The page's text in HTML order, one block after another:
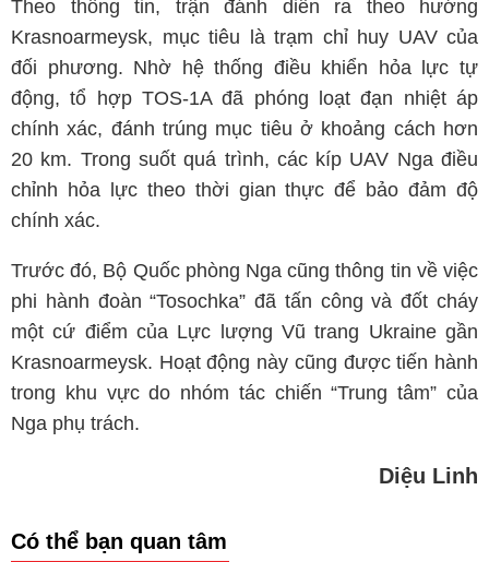
Theo thông tin, trận đánh diễn ra theo hướng
Krasnoarmeysk, mục tiêu là trạm chỉ huy UAV của
đối phương. Nhờ hệ thống điều khiển hỏa lực tự
động, tổ hợp TOS-1A đã phóng loạt đạn nhiệt áp
chính xác, đánh trúng mục tiêu ở khoảng cách hơn
20 km. Trong suốt quá trình, các kíp UAV Nga điều
chỉnh hỏa lực theo thời gian thực để bảo đảm độ
chính xác.
Trước đó, Bộ Quốc phòng Nga cũng thông tin về việc
phi hành đoàn “Tosochka” đã tấn công và đốt cháy
một cứ điểm của Lực lượng Vũ trang Ukraine gần
Krasnoarmeysk. Hoạt động này cũng được tiến hành
trong khu vực do nhóm tác chiến “Trung tâm” của
Nga phụ trách.
Diệu Linh
Có thể bạn quan tâm